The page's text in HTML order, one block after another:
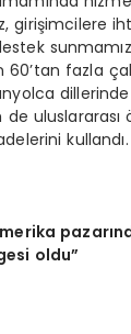
girişimcilere
fazla
uluslararası
kullandı.
oldu”